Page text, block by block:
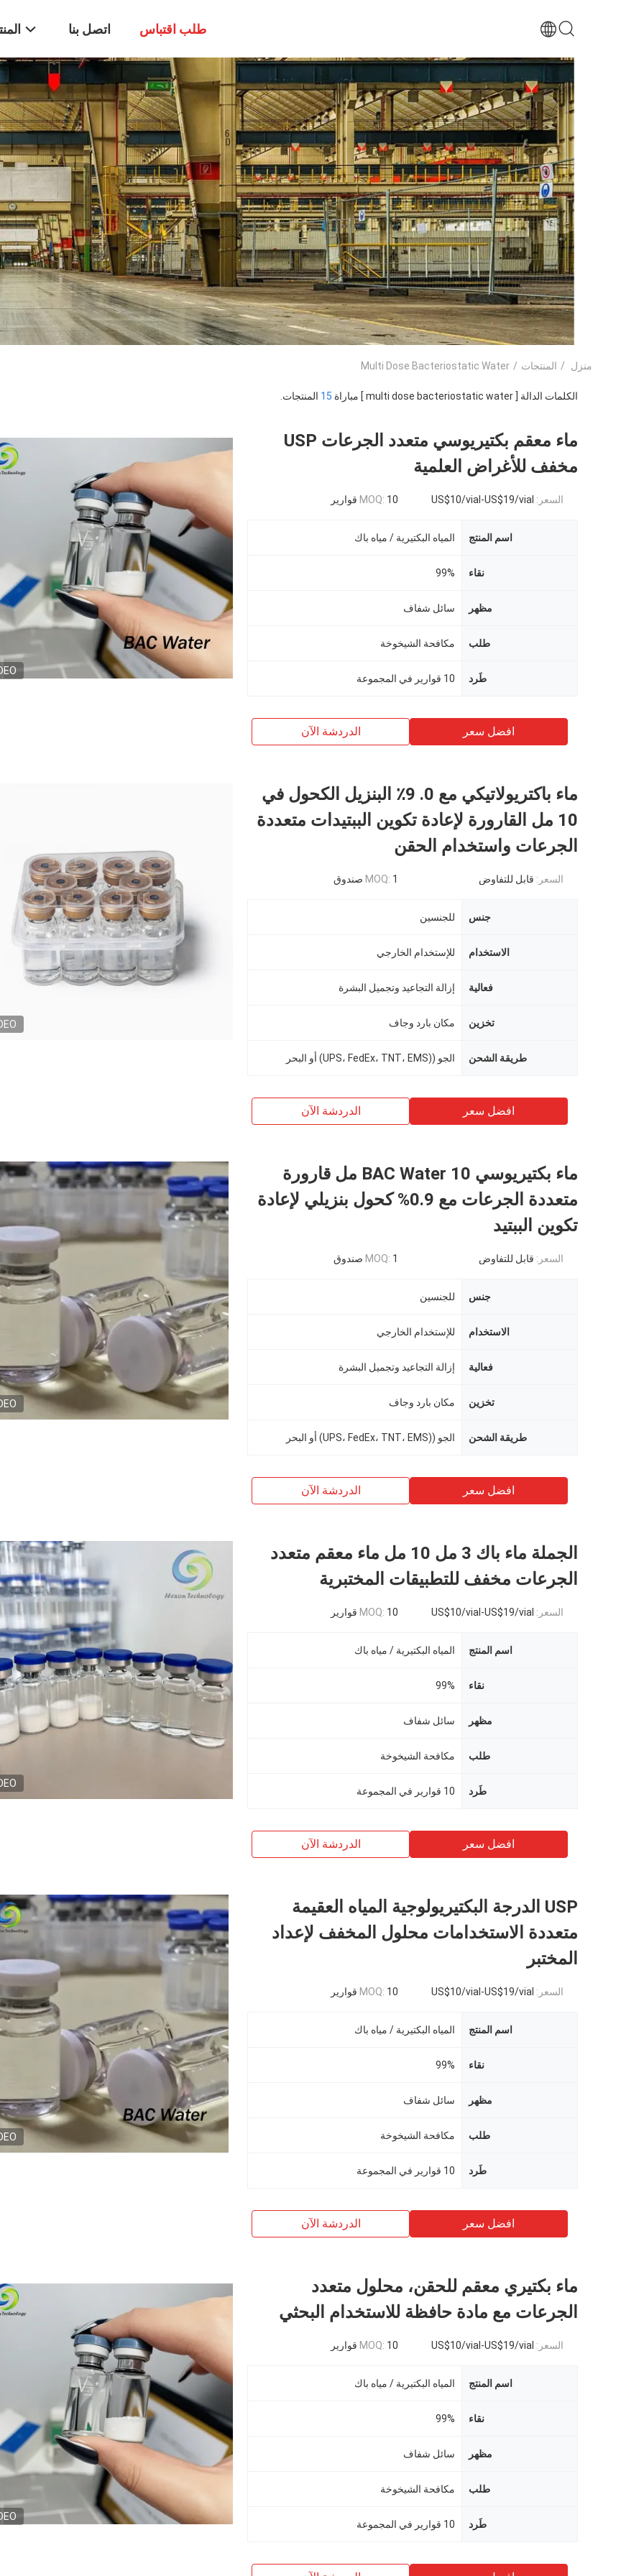
اتصل بنا طلب اقتباس
منزل / المنتجات /
Multi Dose Bacteriostatic Water
الكلمات الدالة [ multi dose bacteriostatic water ] مباراة 15 المنتجات.
ماء معقم بكتيريوسي متعدد الجرعات USP
مخفف للأغراض العلمية
السعر: US$10/vial-US$19/vial
MOQ: 10 قوارير
اسم المنتج المياه البكتيرية / مياه باك
نقاء 99%
مظهر سائل شفاف
طلب مكافحة الشيخوخة
طَرد 10 قوارير في المجموعة
افضل سعر الدردشة الآن
ماء باكتريولاتيكي مع 0. 9٪ البنزيل الكحول في
10 مل القارورة لإعادة تكوين الببتيدات متعددة
الجرعات واستخدام الحقن
السعر: قابل للتفاوض MOQ: 1 صندوق
جنس للجنسين
الاستخدام للإستخدام الخارجي
فعالية إزالة التجاعيد وتجميل البشرة
تخزين مكان بارد وجاف
طريقة الشحن الجو ((UPS، FedEx، TNT، EMS) أو البحر
افضل سعر الدردشة الآن
ماء بكتيريوسي BAC Water 10 مل قارورة
متعددة الجرعات مع 0.9% كحول بنزيلي لإعادة
تكوين الببتيد
السعر: قابل للتفاوض MOQ: 1 صندوق
جنس للجنسين
الاستخدام للإستخدام الخارجي
فعالية إزالة التجاعيد وتجميل البشرة
تخزين مكان بارد وجاف
طريقة الشحن الجو ((UPS، FedEx، TNT، EMS) أو البحر
افضل سعر الدردشة الآن
الجملة ماء باك 3 مل 10 مل ماء معقم متعدد
الجرعات مخفف للتطبيقات المختبرية
السعر: US$10/vial-US$19/vial
MOQ: 10 قوارير
اسم المنتج المياه البكتيرية / مياه باك
نقاء 99%
مظهر سائل شفاف
طلب مكافحة الشيخوخة
طَرد 10 قوارير في المجموعة
افضل سعر الدردشة الآن
USP الدرجة البكتيريولوجية المياه العقيمة
متعددة الاستخدامات محلول المخفف لإعداد
المختبر
السعر: US$10/vial-US$19/vial
MOQ: 10 قوارير
اسم المنتج المياه البكتيرية / مياه باك
نقاء 99%
مظهر سائل شفاف
طلب مكافحة الشيخوخة
طَرد 10 قوارير في المجموعة
افضل سعر الدردشة الآن
ماء بكتيري معقم للحقن، محلول متعدد
الجرعات مع مادة حافظة للاستخدام البحثي
السعر: US$10/vial-US$19/vial
MOQ: 10 قوارير
اسم المنتج المياه البكتيرية / مياه باك
نقاء 99%
مظهر سائل شفاف
طلب مكافحة الشيخوخة
طَرد 10 قوارير في المجموعة